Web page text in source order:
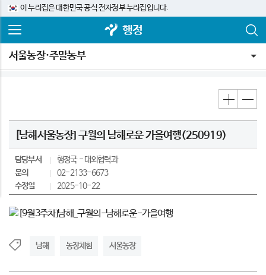
이 누리집은 대한민국 공식 전자정부 누리집입니다.
행정
서울농장·주말농부
[남해서울농장] 구월의 남해로운 가을여행(250919)
담당부서 행정국
대외협력과
문의
02-2133-6673
수정일
2025-10-22
남해 농장체험 서울농장